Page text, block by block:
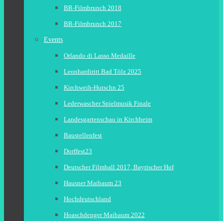
BR-Filmbrunch 2018
BR-Filmbrunch 2017
Events
Orlando di Lasso Medaille
Leonhardiritt Bad Tölz 2025
Kirchweih-Hutschn 25
Lederwascher Spielmusik Finale
Landesgartenschau in Kirchheim
Baustellenfest
Dorffest23
Deutscher Filmball 2017, Bayrischer Hof
Hausner Maibaum 23
Hochdeutschland
Hoaschdenger Maibaum 2022